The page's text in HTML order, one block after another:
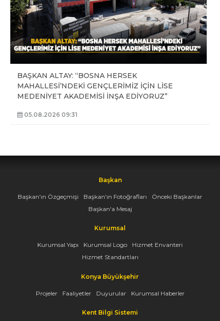
BAŞKAN ALTAY: “BOSNA HERSEK
MAHALLESİ’NDEKİ GENÇLERİMİZ İÇİN LİSE
MEDENİYET AKADEMİSİ İNŞA EDİYORUZ”
05.08.2026 09:31
Başkan
Başkan'ın Özgeçmişi Başkan'ın Fotoğrafları
Önceki Başkanlar
Başkan'a Mesaj
Kurumsal
Kurumsal Yapı Kurumsal Logo
Hizmet Envanteri
Hizmet Standartları
Konya Büyükşehir
Projeler Faaliyetler Duyurular Kurumsal Haberler
Kent Bilgi Sistemi